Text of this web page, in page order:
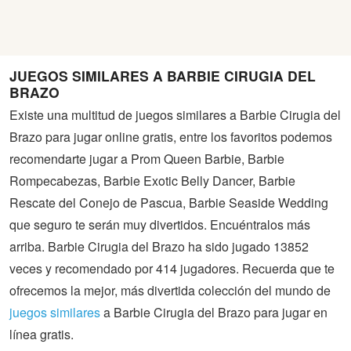
JUEGOS SIMILARES A BARBIE CIRUGIA DEL
BRAZO
Existe una multitud de juegos similares a Barbie Cirugia del
Brazo para jugar online gratis, entre los favoritos podemos
recomendarte jugar a Prom Queen Barbie, Barbie
Rompecabezas, Barbie Exotic Belly Dancer, Barbie
Rescate del Conejo de Pascua, Barbie Seaside Wedding
que seguro te serán muy divertidos. Encuéntralos más
arriba. Barbie Cirugia del Brazo ha sido jugado 13852
veces y recomendado por 414 jugadores. Recuerda que te
ofrecemos la mejor, más divertida colección del mundo de
juegos similaresa Barbie Cirugia del Brazo para jugar en
línea gratis.